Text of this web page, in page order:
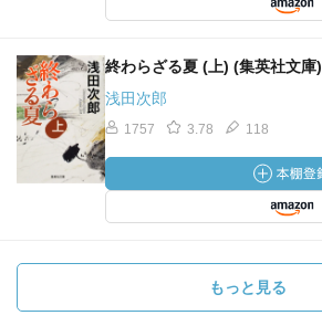
終わらざる夏 (上) (集英社文庫)
浅田次郎
1757 3.78 118
もっと見る